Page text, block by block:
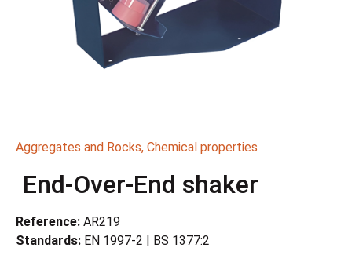
Aggregates and Rocks, Chemical properties
End-Over-End shaker
Reference: AR219
Standards: EN 1997-2 | BS 1377:2